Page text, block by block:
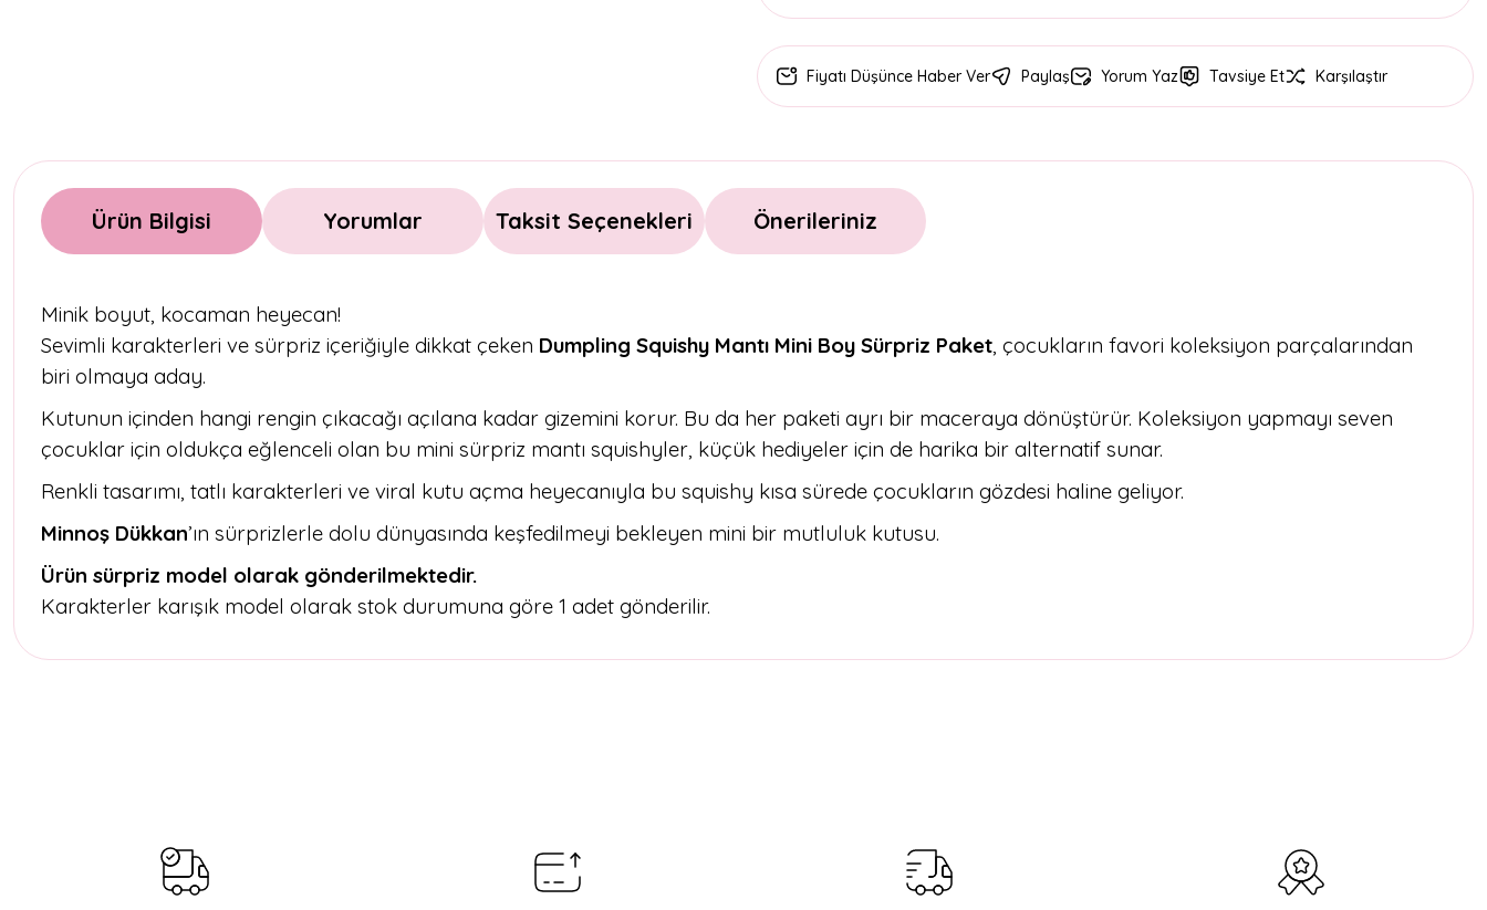
Fiyatı Düşünce Haber Ver Paylaş Yorum Yaz Tavsiye Et Karşılaştır
Ürün Bilgisi Yorumlar Taksit Seçenekleri Önerileriniz
Minik boyut, kocaman heyecan!
Sevimli karakterleri ve sürpriz içeriğiyle dikkat çeken Dumpling Squishy Mantı Mini Boy Sürpriz Paket, çocukların favori koleksiyon parçalarından
biri olmaya aday.
Kutunun içinden hangi rengin çıkacağı açılana kadar gizemini korur. Bu da her paketi ayrı bir maceraya dönüştürür. Koleksiyon yapmayı seven
çocuklar için oldukça eğlenceli olan bu mini sürpriz mantı squishyler, küçük hediyeler için de harika bir alternatif sunar.
Renkli tasarımı, tatlı karakterleri ve viral kutu açma heyecanıyla bu squishy kısa sürede çocukların gözdesi haline geliyor.
Minnoş Dükkan’ın sürprizlerle dolu dünyasında keşfedilmeyi bekleyen mini bir mutluluk kutusu.
Ürün sürpriz model olarak gönderilmektedir.
Karakterler karışık model olarak stok durumuna göre 1 adet gönderilir.
Ürün fiyatı diğer sitelerden daha pahalı.
Bu ürüne benzer farklı alternatifler olmalı.